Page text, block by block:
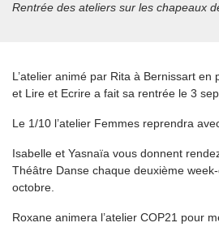
Rentrée des ateliers sur les chapeaux
L’atelier animé par Rita à Bernissart en
et Lire et Ecrire a fait sa rentrée le 3
Le 1/10 l’atelier Femmes reprendra
Isabelle et Yasnaïa vous donnent
Théâtre Danse chaque deuxième
octobre.
Roxane animera l’atelier COP21 pour